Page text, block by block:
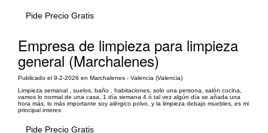
Pide Precio Gratis
Empresa de limpieza para limpieza
general (Marchalenes)
Publicado el 9-2-2026 en Marchalenes - Valencia (Valencia)
Limpieza semanal , suelos, baño , habitaciones, solo una persona, salón cocina,
vamos lo normal de una casa, 1 día semana 4 ó tal vez algún día se añada una
hora más, lo más importante soy alérgico polvo, y la limpieza debajo muebles, es mi
principal interes
Pide Precio Gratis